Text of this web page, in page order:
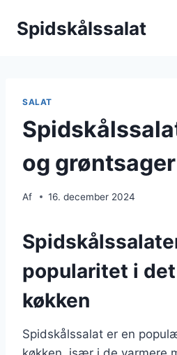
Spidskålssalat
SALAT
og grøntsager
Af 16. december 2024
popularitet i
køkken
Spidskålssalat er en